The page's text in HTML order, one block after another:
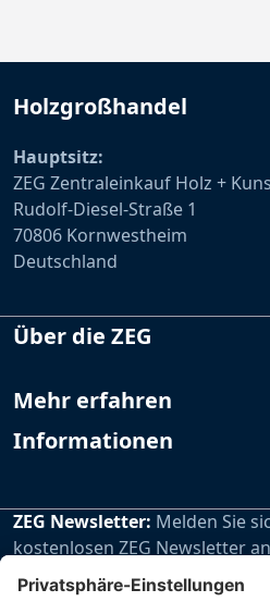
Holzgroßhandel
Hauptsitz:
ZEG Zentraleinkauf Holz +
Rudolf-Diesel-Straße 1
70806 Kornwestheim
Deutschland
Über die ZEG
Mehr erfahren
Informationen
ZEG Newsletter: Melden Sie
kostenlosen ZEG Newsletter
den extra Vorteilen unseres
Newsletters.